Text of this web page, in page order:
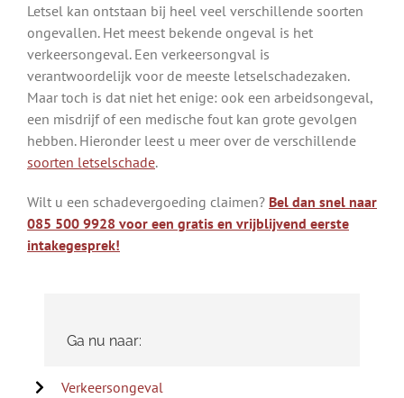
Letsel kan ontstaan bij heel veel verschillende soorten
ongevallen. Het meest bekende ongeval is het
verkeersongeval. Een verkeersongval is
verantwoordelijk voor de meeste letselschadezaken.
Maar toch is dat niet het enige: ook een arbeidsongeval,
een misdrijf of een medische fout kan grote gevolgen
hebben. Hieronder leest u meer over de verschillende
soorten letselschade.
Wilt u een schadevergoeding claimen? Bel dan snel naar
085 500 9928 voor een gratis en vrijblijvend eerste
intakegesprek!
Ga nu naar:
Verkeersongeval